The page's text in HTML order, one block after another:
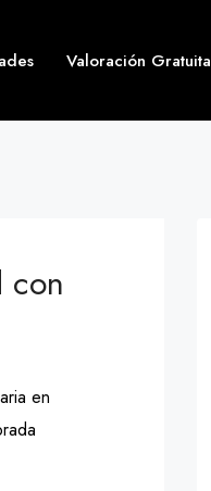
Valoración Gratuita
con
en